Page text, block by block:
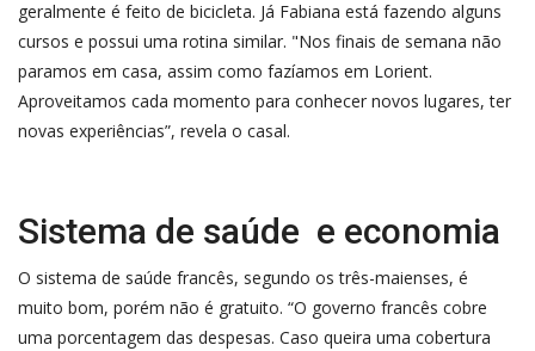
geralmente é feito de bicicleta. Já Fabiana está fazendo alguns
cursos e possui uma rotina similar. "Nos finais de semana não
paramos em casa, assim como fazíamos em Lorient.
Aproveitamos cada momento para conhecer novos lugares, ter
novas experiências”, revela o casal.
Sistema de saúde e economia
O sistema de saúde francês, segundo os três-maienses, é
muito bom, porém não é gratuito. “O governo francês cobre
uma porcentagem das despesas. Caso queira uma cobertura